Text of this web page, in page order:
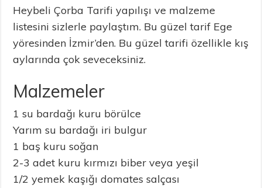
Heybeli Çorba Tarifi yapılışı ve malzeme
listesini sizlerle paylaştım. Bu güzel tarif Ege
yöresinden İzmir’den. Bu güzel tarifi özellikle kış
aylarında çok seveceksiniz.
Malzemeler
1 su bardağı kuru börülce
Yarım su bardağı iri bulgur
1 baş kuru soğan
2-3 adet kuru kırmızı biber veya yeşil
1/2 yemek kaşığı domates salçası